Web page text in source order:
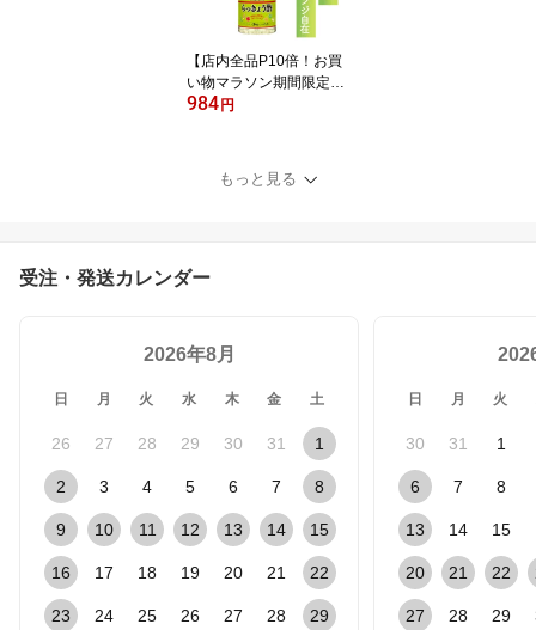
おいしい おすすめ
【店内全品P10倍！お買
い物マラソン期間限定】
オタフク らっきょう酢 1.
甘酢漬け 漬物酢 酢漬け
お手軽 簡単 野菜漬け 料
984円
もっと見る
受注・発送カレンダー
2026年8月
日 月 火 水 木 金 土
26 27 28 29 30 31 1
2 3 4 5 6 7 8
9 10 11 12 13 14 15
16 17 18 19 20 21 22
23 24 25 26 27 28 29
日 月 火
30 31 1
6 7 8
13 14 15
20 21 22
27 28 29